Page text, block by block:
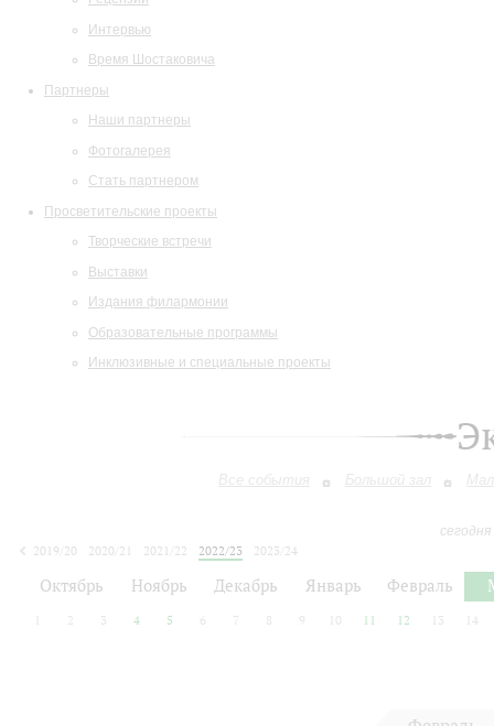
Интервью
Время Шостаковича
Партнеры
Наши партнеры
Фотогалерея
Стать партнером
Просветительские проекты
Творческие встречи
Выставки
Издания филармонии
Образовательные программы
Инклюзивные и специальные проекты
Все события Большой зал
2019/20
2020/21 2021/22 2022/23
2023/24
Октябрь Ноябрь Декабрь Январь Февраль
2 3 4 5 6 7 8 9 10 11 12 13 14